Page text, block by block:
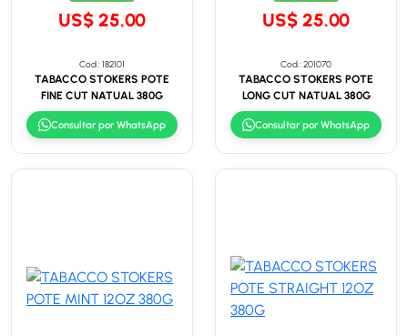
US$ 25.00
Cod.: 182101
TABACCO STOKERS POTE
FINE CUT NATUAL 380G
Consultar por WhatsApp
US$ 25.00
Cod.: 201070
TABACCO STOKERS POTE
LONG CUT NATUAL 380G
Consultar por WhatsApp